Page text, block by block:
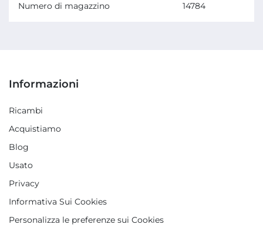
Numero di magazzino
14784
Informazioni
Ricambi
Acquistiamo
Blog
Usato
Privacy
Informativa Sui Cookies
Personalizza le preferenze sui Cookies